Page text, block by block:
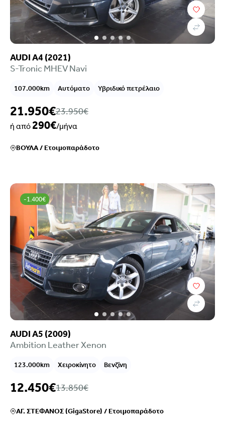
AUDI A4 (2021)
S-Tronic MHEV Navi
107.000km Αυτόματο Υβριδικό πετρέλαιο
21.950€23.950€
ή από290€/μήνα
ΒΟΥΛΑ/Ετοιμοπαράδοτο
-1.400€
AUDI A5 (2009)
Ambition Leather Xenon
123.000km Χειροκίνητο Βενζίνη
12.450€13.850€
ΑΓ. ΣΤΕΦΑΝΟΣ (GigaStore) /Ετοιμοπαράδοτο